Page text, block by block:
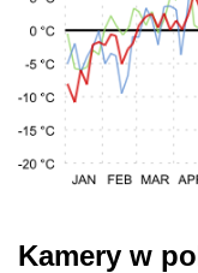
Kamery w